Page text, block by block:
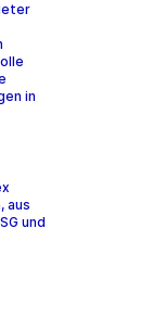
in
aus
und